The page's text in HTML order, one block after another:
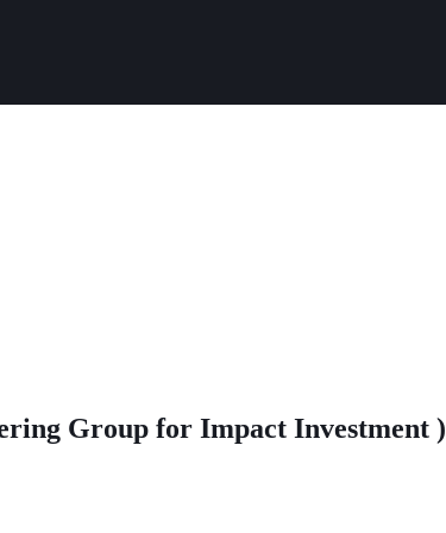
Group for Impact Investment )